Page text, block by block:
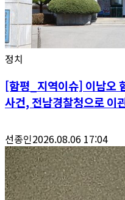
정치
[함평_지역이슈] 이남오
사건, 전남경찰청으로
선종인2026.08.06 17:04